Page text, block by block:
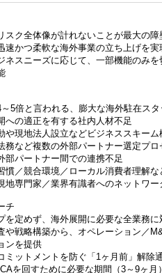
スク全体像が計れないことが最大の
速かつ柔軟な海外事業の立ち上げを
ネスニーズに応じて、一部機能のみ
～5倍と言われる、膨大な海外駐在ス
への適正を有する社内人材不足
や現地法人設立などビジネススキー
務など複数の外部パートナー選定プ
部パートナー間での連携不足
慣／競合環境／ローカル消費者理解
地専門家／業界有識者へのネットワー
チ
を定めず、海外展開に必要な全業務に
や戦略構築から、オペレーション／
ンを提供
ミットメントを防ぐ「1ヶ月前」解除
を回すために必要な期間（3～9ヶ